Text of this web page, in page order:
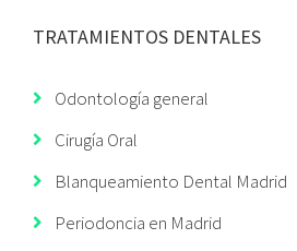
TRATAMIENTOS DENTALES
Odontología general
Cirugía Oral
Blanqueamiento Dental Madrid
Periodoncia en Madrid